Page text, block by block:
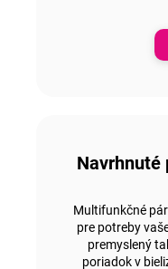
Navrhnuté
Multifunkčné
pre potreby
premyslený
poriadok v